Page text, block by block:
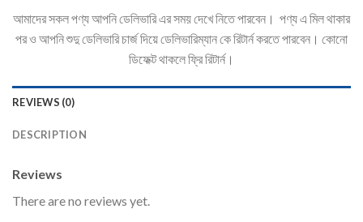
আমাদের সকল পণ্য আপনি ডেলিভারি এর সময় দেখে নিতে পারবেন। পণ্য এ মিল থাকার
পর ও আপনি শুদু ডেলিভারি চার্জ দিয়ে ডেলিভারিম্যান কে রিটার্ন করতে পারবেন। কোনো
ডিফেক্ট থাকলে ফ্রি রিটার্ন।
REVIEWS (0)
DESCRIPTION
Reviews
There are no reviews yet.